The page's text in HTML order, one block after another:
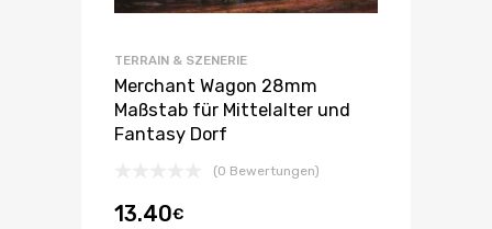
TERRAIN & SZENERIE
Merchant Wagon 28mm
Maßstab für Mittelalter und
Fantasy Dorf
(0 Bewertungen)
13.40€